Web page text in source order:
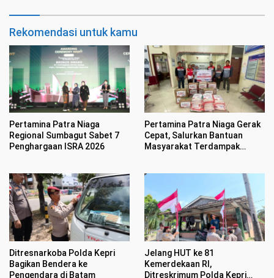
Rekomendasi untuk kamu
Pertamina Patra Niaga
Regional Sumbagut Sabet 7
Penghargaan ISRA 2026
Pertamina Patra Niaga Gerak
Cepat, Salurkan Bantuan
Masyarakat Terdampak
Ditresnarkoba Polda Kepri
Bagikan Bendera ke
Pengendara di Batam
Jelang HUT ke 81
Kemerdekaan RI,
Ditreskrimum Polda Kepri